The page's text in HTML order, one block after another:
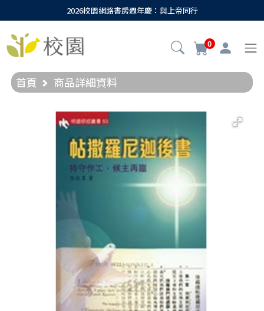
2026校園網路書房週年慶：與上帝同行
0
首頁 商品詳細資料